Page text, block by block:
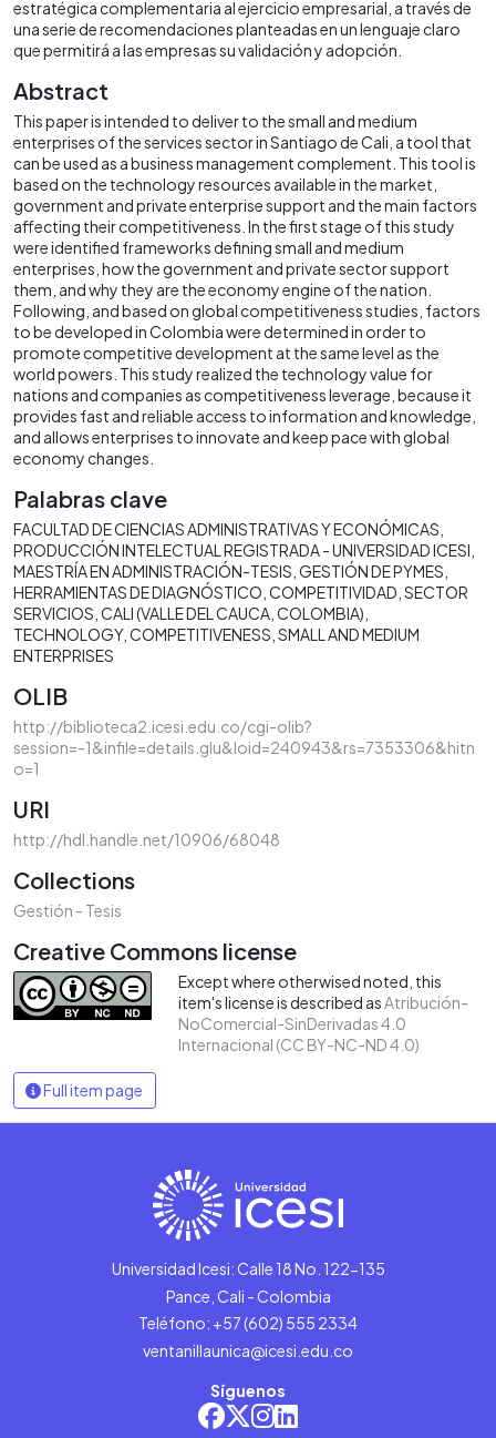
estratégica complementaria al ejercicio empresarial, a través de
una serie de recomendaciones planteadas en un lenguaje claro
que permitirá a las empresas su validación y adopción.
Abstract
This paper is intended to deliver to the small and medium
enterprises of the services sector in Santiago de Cali, a tool that
can be used as a business management complement. This tool is
based on the technology resources available in the market,
government and private enterprise support and the main factors
affecting their competitiveness. In the first stage of this study
were identified frameworks defining small and medium
enterprises, how the government and private sector support
them, and why they are the economy engine of the nation.
Following, and based on global competitiveness studies, factors
to be developed in Colombia were determined in order to
promote competitive development at the same level as the
world powers. This study realized the technology value for
nations and companies as competitiveness leverage, because it
provides fast and reliable access to information and knowledge,
and allows enterprises to innovate and keep pace with global
economy changes.
Palabras clave
FACULTAD DE CIENCIAS ADMINISTRATIVAS Y ECONÓMICAS
PRODUCCIÓN INTELECTUAL REGISTRADA - UNIVERSIDAD ICESI
MAESTRÍA EN ADMINISTRACIÓN-TESIS GESTIÓN DE PYMES
HERRAMIENTAS DE DIAGNÓSTICO COMPETITIVIDAD SECTOR
SERVICIOS CALI (VALLE DEL CAUCA, COLOMBIA)
TECHNOLOGY COMPETITIVENESS SMALL AND MEDIUM
ENTERPRISES
OLIB
http://biblioteca2.icesi.edu.co/cgi-olib?
session=-1&infile=details.glu&loid=240943&rs=7353306&hitn
o=1
URI
http://hdl.handle.net/10906/68048
Collections
Gestión - Tesis
Creative Commons license
Except where otherwised noted, this
item's license is described asAtribución-
NoComercial-SinDerivadas 4.0
Internacional (CC BY-NC-ND 4.0)
Full item page
Universidad Icesi: Calle 18 No. 122-135
Pance, Cali - Colombia
Teléfono: +57 (602) 555 2334
ventanillaunica@icesi.edu.co
Síguenos